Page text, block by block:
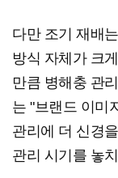
다만 조기 재배
방식 자체가 크
만큼 병해충 관
는 "브랜드 이미
관리에 더 신경
관리 시기를 놓